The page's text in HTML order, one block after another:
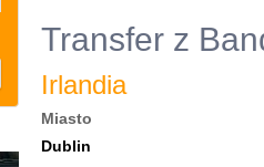
Transfer z
Irlandia
Miasto
Dublin